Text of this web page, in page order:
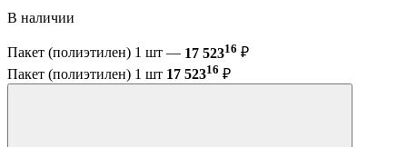
В наличии
Пакет (полиэтилен) 1 шт — 17 52316 ₽
Пакет (полиэтилен) 1 шт 17 52316 ₽